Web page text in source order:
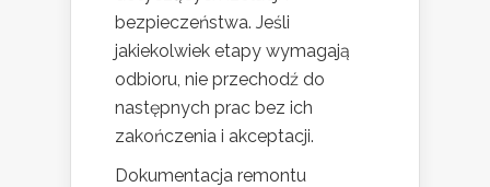
bezpieczeństwa. Jeśli
jakiekolwiek etapy wymagają
odbioru, nie przechodź do
następnych prac bez ich
zakończenia i akceptacji.
Dokumentacja remontu